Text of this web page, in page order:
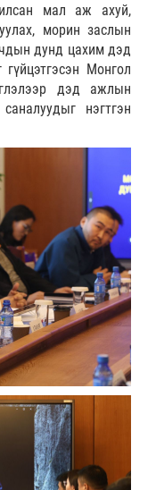
мал аж ахуй,
морин заслын
дунд цахим дэд
гүйцэтгэсэн Монгол
дэд ажлын
нэгтгэн